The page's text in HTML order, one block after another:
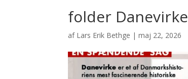
folder
af Lars Erik Bethge |maj 22, 2026